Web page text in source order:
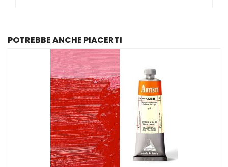
POTREBBE ANCHE PIACERTI